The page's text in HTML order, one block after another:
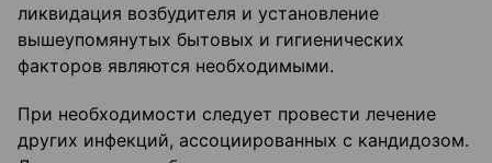
ликвидация возбудителя и установление
вышеупомянутых бытовых и гигиенических
факторов являются необходимыми.
При необходимости следует провести лечение
других инфекций, ассоциированных с кандидозом.